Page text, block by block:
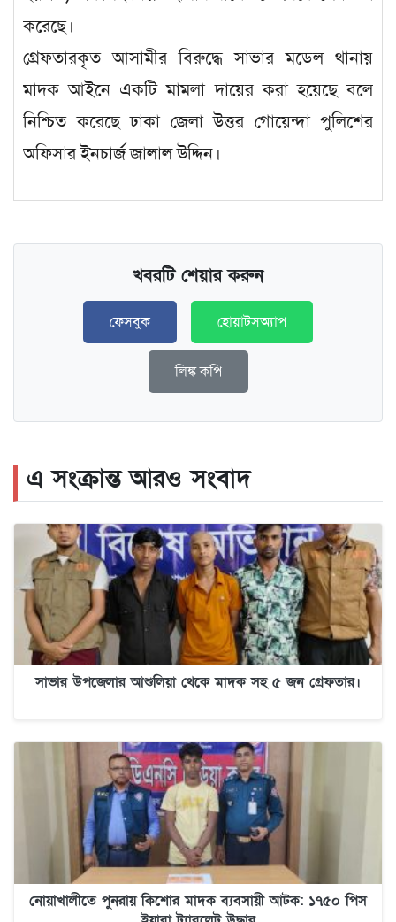
করেছে।
গ্রেফতারকৃত আসামীর বিরুদ্ধে সাভার মডেল থানায়
মাদক আইনে একটি মামলা দায়ের করা হয়েছে বলে
নিশ্চিত করেছে ঢাকা জেলা উত্তর গোয়েন্দা পুলিশের
অফিসার ইনচার্জ জালাল উদ্দিন।
খবরটি শেয়ার করুন
ফেসবুক হোয়াটসঅ্যাপ
লিঙ্ক কপি
এ সংক্রান্ত আরও সংবাদ
সাভার উপজেলার আশুলিয়া থেকে মাদক সহ ৫ জন গ্রেফতার।
নোয়াখালীতে পুনরায় কিশোর মাদক ব্যবসায়ী আটক: ১৭৫০ পিস